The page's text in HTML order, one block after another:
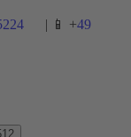
| 📱 +49